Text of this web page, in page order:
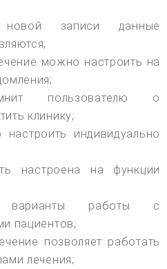
записи данные
можно настроить на
пользователю о
клинику;
индивидуально
настроена на функции
варианты работы с
пациентов;
позволяет работать
лечения;